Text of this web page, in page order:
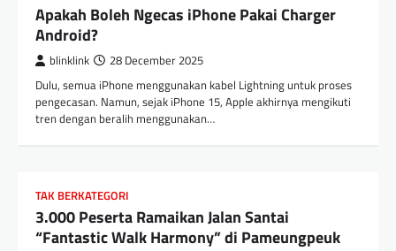
Apakah Boleh Ngecas iPhone Pakai Charger
Android?
blinklink 28 December 2025
Dulu, semua iPhone menggunakan kabel Lightning untuk proses
pengecasan. Namun, sejak iPhone 15, Apple akhirnya mengikuti
tren dengan beralih menggunakan…
TAK BERKATEGORI
3.000 Peserta Ramaikan Jalan Santai
“Fantastic Walk Harmony” di Pameungpeuk